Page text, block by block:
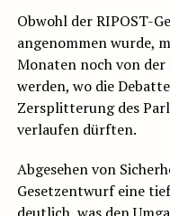
Obwohl der RIPOST-
angenommen wurde,
Monaten noch von
werden, wo die
Zersplitterung des
verlaufen dürften.
Abgesehen von
Gesetzentwurf eine